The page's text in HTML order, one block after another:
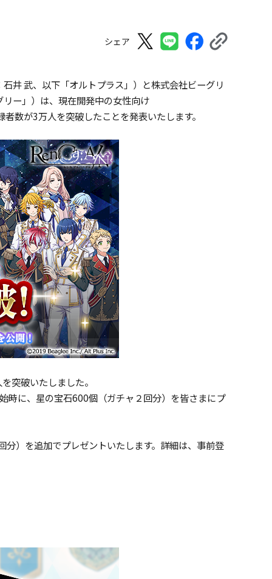
シェア
井 武、以下「オルトプラス」）と株式会社ビーグリ
ー」）は、現在開発中の女性向け
数が3万人を突破したことを発表いたします。
突破いたしました。
時に、星の宝石600個（ガチャ２回分）を皆さまにプ
）を追加でプレゼントいたします。詳細は、事前登